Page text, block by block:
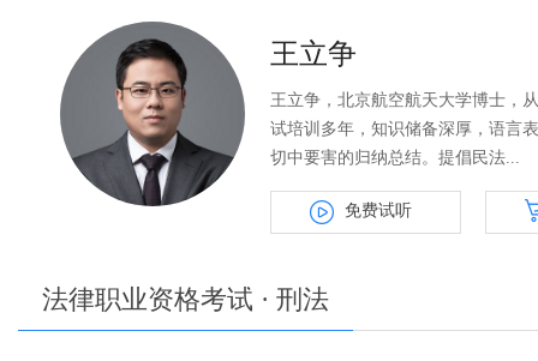
王立争
王立争，北京航空航天大学博士，
试培训多年，知识储备深厚，语言
切中要害的归纳总结。提倡民法...
免费试听
法律职业资格考试 · 刑法